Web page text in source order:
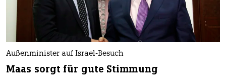
Außenminister auf Israel-Besuch
Maas sorgt für gute Stimmung